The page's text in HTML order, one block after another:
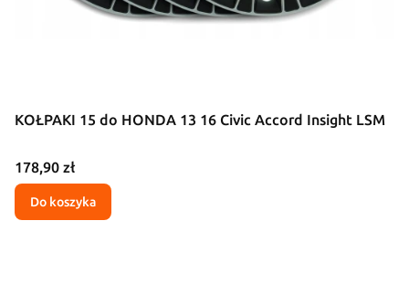
KOŁPAKI 15 do HONDA 13 16 Civic Accord Insight LSM
Cena
178,90 zł
Do koszyka